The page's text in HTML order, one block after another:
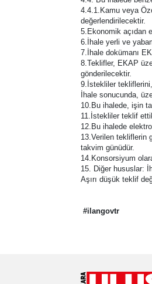
4.4.1.Kamu veya
değerlendirilecektir.
5.Ekonomik açıdan
6.İhale yerli ve
7.İhale dokümanı
8.Teklifler, EKAP
gönderilecektir.
9.İstekliler
İhale sonucunda,
10.Bu ihalede, işin
11.İstekliler teklif
12.Bu ihalede
13.Verilen tekliflerin
takvim günüdür.
14.Konsorsiyum
15. Diğer hususlar:
Aşırı düşük teklif
#ilangovtr